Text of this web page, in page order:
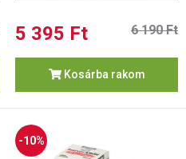
5 395 Ft 6 190 Ft
Kosárba rakom
-10%